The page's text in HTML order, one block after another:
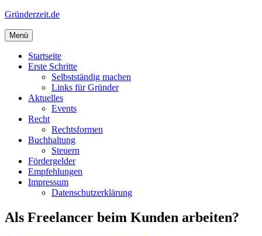
Zum
springen
Gründerzeit.de
Menü
Startseite
Erste Schritte
Selbstständig machen
Links für Gründer
Aktuelles
Events
Recht
Rechtsformen
Buchhaltung
Steuern
Fördergelder
Empfehlungen
Impressum
Datenschutzerklärung
Als Freelancer beim Kunden arbeiten?